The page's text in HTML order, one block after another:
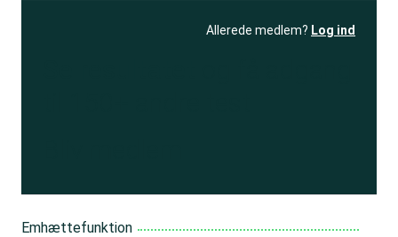
Allerede medlem? Log ind
Emhættefunktion